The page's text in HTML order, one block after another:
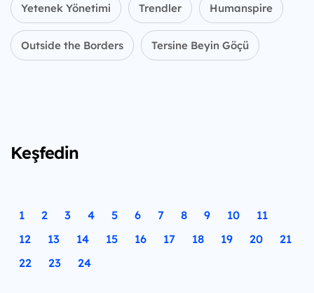
Yetenek Yönetimi Trendler Humanspire
Outside the Borders Tersine Beyin Göçü
Keşfedin
1 2 3 4 5 6 7 8 9 10
11
12
13 14 15 16 17 18 19 20
21
22
23 24